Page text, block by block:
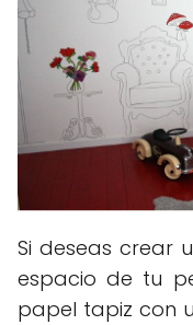
Si deseas crear
espacio de tu
papel tapiz con